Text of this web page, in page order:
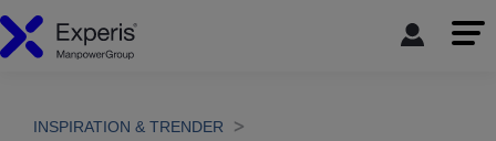
INSPIRATION & TRENDER